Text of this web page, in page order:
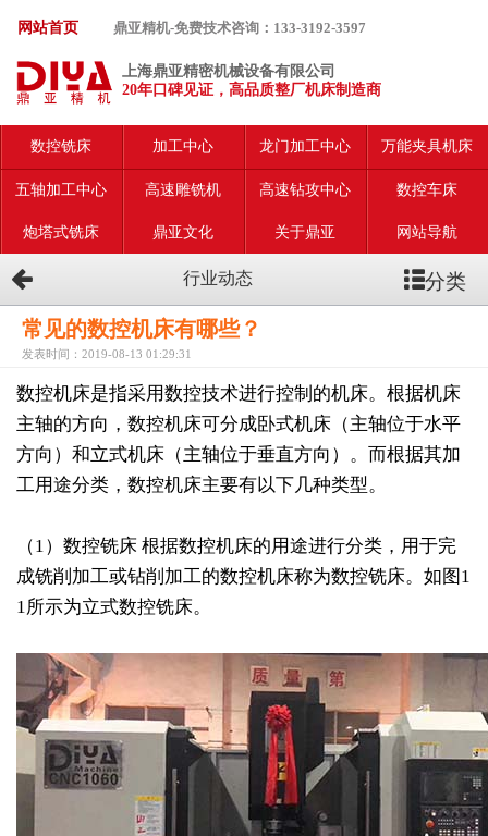
网站首页 鼎亚精机-免费技术咨询：133-3192-3597
上海鼎亚精密机械设备有限公司
20年口碑见证，高品质整厂机床制造商
数控铣床 加工中心 龙门加工中心 万能夹具机床
五轴加工中心 高速雕铣机 高速钻攻中心 数控车床
炮塔式铣床 鼎亚文化 关于鼎亚 网站导航
行业动态 分类
常见的数控机床有哪些？
发表时间：2019-08-13 01:29:31
数控机床是指采用数控技术进行控制的机床。根据机床
主轴的方向，数控机床可分成卧式机床（主轴位于水平
方向）和立式机床（主轴位于垂直方向）。而根据其加
工用途分类，数控机床主要有以下几种类型。
（1）数控铣床 根据数控机床的用途进行分类，用于完
成铣削加工或钻削加工的数控机床称为数控铣床。如图1
1所示为立式数控铣床。